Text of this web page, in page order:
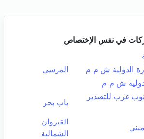
في نفس الإختصاص
الدولية ش م م
المرسى
ش م م
غرب للتصدير
باب بحر
القيروان
الشمالية